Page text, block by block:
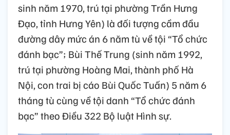
sinh năm 1970, trú tại phường Trần Hưng
Đạo, tỉnh Hưng Yên) là đối tượng cầm đầu
đường dây mức án 6 năm tù về tội “Tổ chức
đánh bạc”; Bùi Thế Trung (sinh năm 1992,
trú tại phường Hoàng Mai, thành phố Hà
Nội, con trai bị cáo Bùi Quốc Tuấn) 5 năm 6
tháng tù cùng về tội danh “Tổ chức đánh
bạc” theo Điều 322 Bộ luật Hình sự.